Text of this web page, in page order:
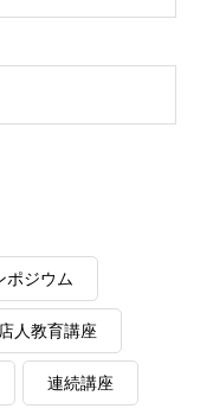
ポジウム
人教育講座
連続講座